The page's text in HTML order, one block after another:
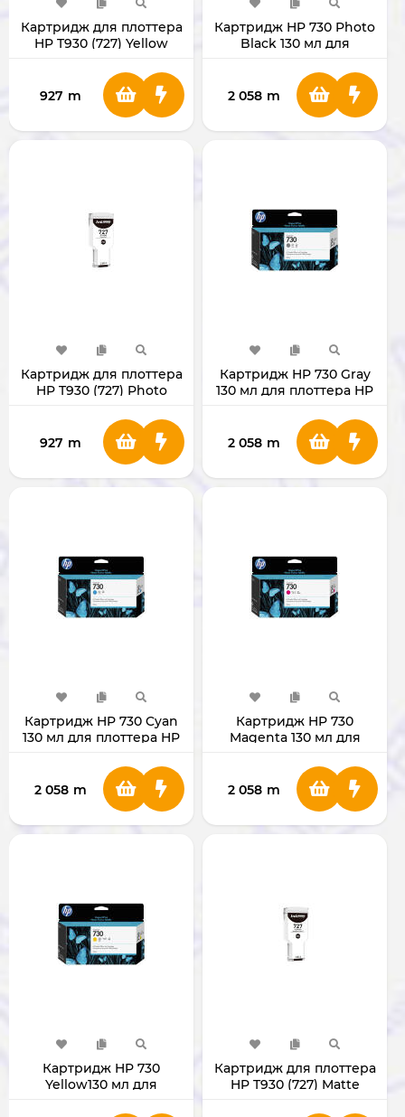
Картридж для плоттера
HP T930 (727) Yellow
927 m
Картридж HP 730 Photo
Black 130 мл для
T1700
2 058 m
Картридж для плоттера
HP T930 (727) Photo
927 m
Картридж HP 730 Gray
130 мл для плоттера HP
2 058 m
Картридж HP 730 Cyan
130 мл для плоттера HP
2 058 m
Картридж HP 730
Magenta 130 мл для
T1700
2 058 m
Картридж HP 730
Yellow130 мл для
Картридж для плоттера
HP T930 (727) Matte